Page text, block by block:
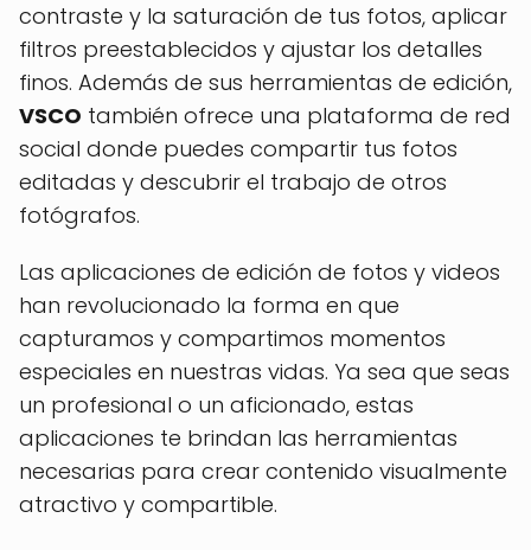
contraste y la saturación de tus fotos, aplicar
filtros preestablecidos y ajustar los detalles
finos. Además de sus herramientas de edición,
VSCO también ofrece una plataforma de red
social donde puedes compartir tus fotos
editadas y descubrir el trabajo de otros
fotógrafos.
Las aplicaciones de edición de fotos y videos
han revolucionado la forma en que
capturamos y compartimos momentos
especiales en nuestras vidas. Ya sea que seas
un profesional o un aficionado, estas
aplicaciones te brindan las herramientas
necesarias para crear contenido visualmente
atractivo y compartible.